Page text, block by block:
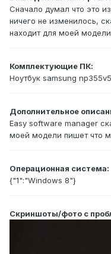
Сначало думал что это
ничего не изменилось,
находит для моей модели
Комплектующие ПК:
Ноутбук samsung
Дополнительное
Easy software manager
моей модели пишет что
Операционная система:
{"1":"Windows 8"}
Скриншоты/фото с